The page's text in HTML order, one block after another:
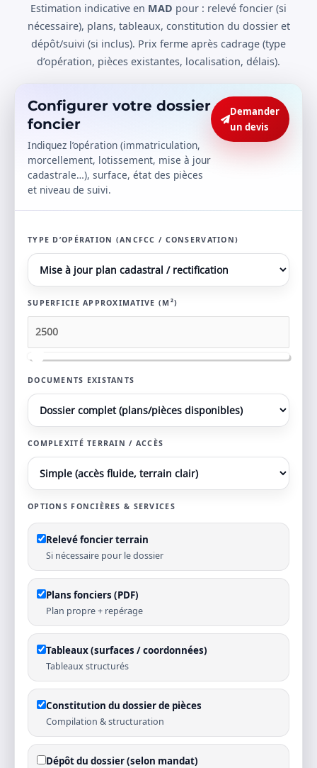
Estimation indicative en MAD pour : relevé foncier (si
nécessaire), plans, tableaux, constitution du dossier et
dépôt/suivi (si inclus). Prix ferme après cadrage (type
d’opération, pièces existantes, localisation, délais).
Configurer votre dossier
foncier
Indiquez l’opération (immatriculation,
morcellement, lotissement, mise à jour
cadastrale…), surface, état des pièces
et niveau de suivi.
Demander
un devis
TYPE D’OPÉRATION (ANCFCC / CONSERVATION)
SUPERFICIE APPROXIMATIVE (M²)
DOCUMENTS EXISTANTS
COMPLEXITÉ TERRAIN / ACCÈS
OPTIONS FONCIÈRES & SERVICES
Relevé foncier terrain
Si nécessaire pour le dossier
Plans fonciers (PDF)
Plan propre + repérage
Tableaux (surfaces / coordonnées)
Tableaux structurés
Constitution du dossier de pièces
Compilation & structuration
Dépôt du dossier (selon mandat)